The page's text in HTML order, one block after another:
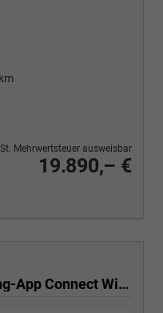
19.890,– €
Mehrwertsteuer ausweisbar
Yes 1.0 80 PS Sitzheizung-App Connect Wireless-Einparkhilfe-Klima-Sofort